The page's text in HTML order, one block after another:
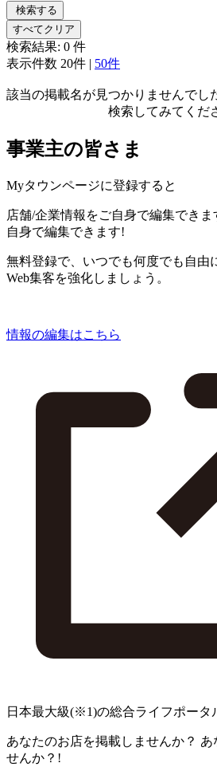
検索する
すべてクリア
検索結果: 0 件
表示件数 20件 | 50件
該当の掲載名が見つかりませんでし
検索してみてくだ
事業主の皆さま
Myタウンページに登録すると
店舗/企業情報をご自身で編集できま
自身で編集できます!
無料登録で、いつでも何度でも自由
Web集客を強化しましょう。
情報の編集はこちら
日本最大級(※1)の総合ライフポータ
あなたのお店を掲載しませんか？ あ
せんか？!